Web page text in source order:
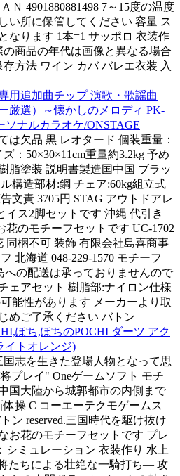
Ｎ 4901880881498 7～15度の温度
い所に保管してください 容量 ス
なります 1本=1 サッポロ 衣装作
商品の年代は画像と異なる場合
方法 ワイン カバ バレエ衣装 入
用追加曲チップ 演歌・歌謡曲
厳選）～懐かしのメロディ PK-
ソナルカラオケ/ONSTAGE
は欠品 黒 レオタード 個装重量：
：50×30×11cm重量約3.2kg 予め
脂塗装 説明書製造国中国 ブラッ
構造部材:鋼 チェア:60kg組立式
文責 3705円 STAG アウトドアレ
イス2脚セットです 沖縄 代引き
花のモチーフセットです UC-1702
同梱不可 装飾 有限会社島喜商事
北海道 048-229-1570 モチーフ
への配送は承っておりませんので
ェアセット 樹脂部:ナイロン仕様
能性があります メーカーより取
めご了承ください バトン
ぽち,ぽちのPOCHI ダーツ アク
イトオレンジ)
志を生きた登場人物となって思
プレイ" Oneゲームソフト モチ
国大陸から城郭都市の内側まで
操 C コーエーテクモゲームス
ン reserved.三国時代を駆け抜け
お花のモチーフセットです プレ
シミュレーション 衣装作り 水上
たちによる壮絶な一騎打ち― 攻